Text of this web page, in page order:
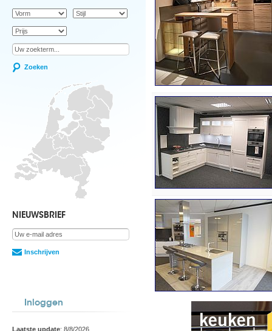
Zoeken
NIEUWSBRIEF
Inschrijven
Inloggen
Laatste update: 8/8/2026